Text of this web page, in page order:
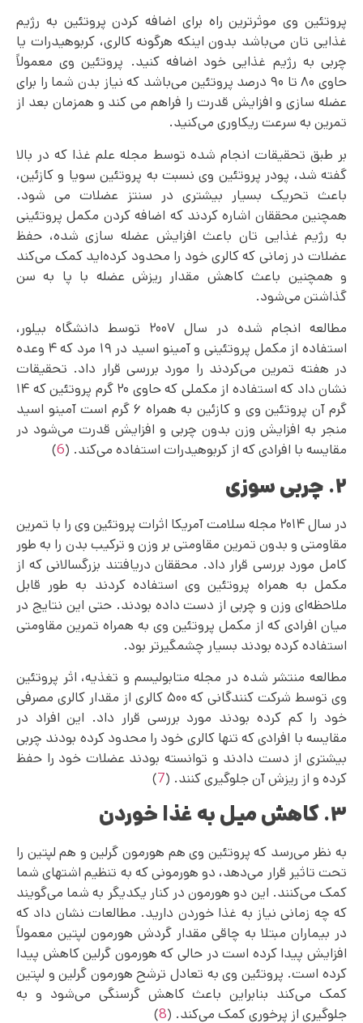
پروتئین وی موثرترین راه برای اضافه کردن پروتئین به رژیم
غذایی تان می‌باشد بدون اینکه هرگونه کالری، کربوهیدرات یا
چربی به رژیم غذایی خود اضافه کنید. پروتئین وی معمولاً
حاوی ۸۰ تا ۹۰ درصد پروتئین می‌باشد که نیاز بدن شما را برای
عضله سازی و افزایش قدرت را فراهم می‌ کند و همزمان بعد از
تمرین به سرعت ریکاوری می‌کنید.
بر طبق تحقیقات انجام شده توسط مجله علم غذا که در بالا
گفته شد، پودر پروتئین وی نسبت به پروتئین سویا و کازئین،
باعث تحریک بسیار بیشتری در سنتز عضلات می شود.
همچنین محققان اشاره کردند که اضافه کردن مکمل پروتئینی
به رژیم غذایی تان باعث افزایش عضله سازی شده، حفظ
عضلات در زمانی که کالری خود را محدود کرده‌اید کمک می‌کند
و همچنین باعث کاهش مقدار ریزش عضله با پا به سن
گذاشتن می‌شود.
مطالعه انجام شده در سال ۲۰۰۷ توسط دانشگاه بیلور،
استفاده از مکمل پروتئینی و آمینو اسید در ۱۹ مرد که ۴ وعده
در هفته تمرین می‌کردند را مورد بررسی قرار داد. تحقیقات
نشان داد که استفاده از مکملی که حاوی ۲۰ گرم پروتئین که ۱۴
گرم آن پروتئین وی و کازئین به همراه ۶ گرم است آمینو اسید
منجر به افزایش وزن بدون چربی و افزایش قدرت می‌شود در
مقایسه با افرادی که از کربوهیدرات استفاده می‌‌کند. (6
)
۲. چربی سوزی
در سال ۲۰۱۴ مجله سلامت آمریکا اثرات پروتئین وی را با تمرین
مقاومتی و بدون تمرین مقاومتی بر وزن و ترکیب بدن را به طور
کامل مورد بررسی قرار داد. محققان دریافتند بزرگسالانی که از
مکمل به همراه پروتئین وی استفاده کردند به طور قابل
ملاحظه‌ای وزن و چربی از دست داده بودند. حتی این نتایج در
میان افرادی که از مکمل پروتئین وی به همراه تمرین مقاومتی
استفاده کرده بودند بسیار چشمگیرتر بود.
مطالعه منتشر شده در مجله متابولیسم و تغذیه، اثر پروتئین
وی توسط شرکت ‌کنندگانی که ۵۰۰ کالری از مقدار کالری مصرفی
خود را کم کرده بودند مورد بررسی قرار داد. این افراد در
مقایسه با افرادی که تنها کالری خود را محدود کرده بودند چربی
بیشتری از دست دادند و توانسته بودند عضلات خود را حفظ
کرده و از ریزش آن جلوگیری کنند. (7
)
۳. کاهش میل به غذا خوردن
به نظر می‌رسد که پروتئین وی هم هورمون گرلین و هم لپتین را
تحت تاثیر قرار می‌دهد، دو هورمونی که به تنظیم اشتهای شما
کمک می‌کنند. این دو هورمون در کنار یکدیگر به شما می‌گویند
که چه زمانی نیاز به غذا خوردن دارید. مطالعات نشان داد که
در بیماران مبتلا به چاقی مقدار گردش هورمون لپتین معمولاً
افزایش پیدا کرده است در حالی که هورمون گرلین کاهش پیدا
کرده است. پروتئین وی به تعادل ترشح هورمون گرلین و لپتین
کمک می‌کند بنابراین باعث کاهش گرسنگی می‌شود و به
جلوگیری از پرخوری کمک می‌کند. (8
)